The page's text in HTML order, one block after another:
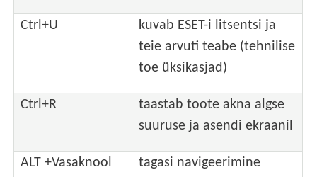
Ctrl+U
kuvab ESET-i litsentsi ja
teie arvuti teabe (tehnilise
toe üksikasjad)
Ctrl+R
taastab toote akna algse
suuruse ja asendi ekraanil
ALT +Vasaknool tagasi navigeerimine